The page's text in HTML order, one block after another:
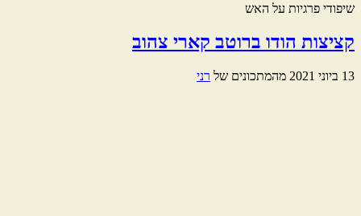
שיפודי פרגיות על האש
קציצות הודו ברוטב קארי צהוב
13 ביוני 2021 מהמתכונים של רני